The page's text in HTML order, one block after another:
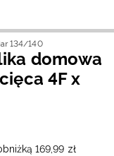
134/140
domowa
4F x
169,99 zł